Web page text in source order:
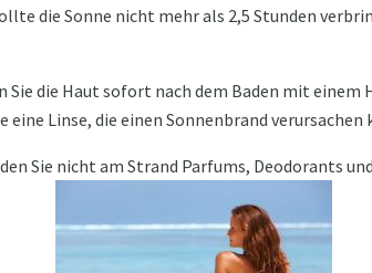
die Sonne nicht mehr als 2,5 Stunden
Sie die Haut sofort nach dem Baden mit
eine Linse, die einen Sonnenbrand verursachen
Sie nicht am Strand Parfums, Deodorants